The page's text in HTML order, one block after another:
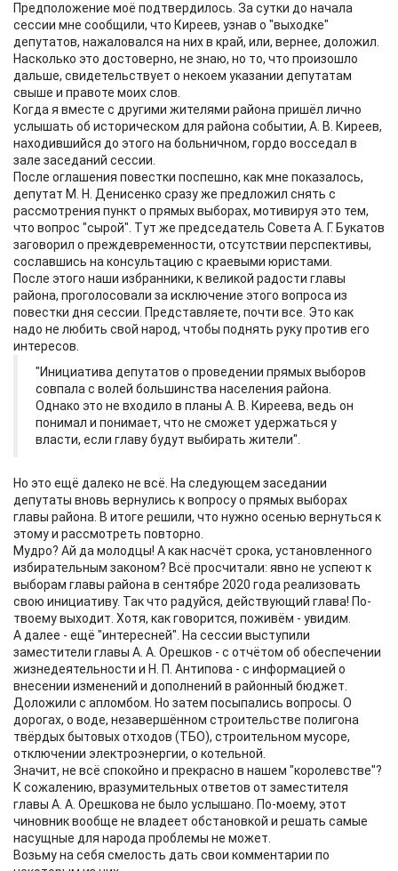
Предположение моё подтвердилось. За сутки до начала
сессии мне сообщили, что Киреев, узнав о "выходке"
депутатов, нажаловался на них в край, или, вернее, доложил.
Насколько это достоверно, не знаю, но то, что произошло
дальше, свидетельствует о некоем указании депутатам
свыше и правоте моих слов.
Когда я вместе с другими жителями района пришёл лично
услышать об историческом для района событии, А. В. Киреев,
находившийся до этого на больничном, гордо восседал в
зале заседаний сессии.
После оглашения повестки поспешно, как мне показалось,
депутат М. Н. Денисенко сразу же предложил снять с
рассмотрения пункт о прямых выборах, мотивируя это тем,
что вопрос "сырой". Тут же председатель Совета А. Г. Букатов
заговорил о преждевременности, отсутствии перспективы,
сославшись на консультацию с краевыми юристами.
После этого наши избранники, к великой радости главы
района, проголосовали за исключение этого вопроса из
повестки дня сессии. Представляете, почти все. Это как
надо не любить свой народ, чтобы поднять руку против его
интересов.
"Инициатива депутатов о проведении прямых выборов
совпала с волей большинства населения района.
Однако это не входило в планы А. В. Киреева, ведь он
понимал и понимает, что не сможет удержаться у
власти, если главу будут выбирать жители".
Но это ещё далеко не всё. На следующем заседании
депутаты вновь вернулись к вопросу о прямых выборах
главы района. В итоге решили, что нужно осенью вернуться к
этому и рассмотреть повторно.
Мудро? Ай да молодцы! А как насчёт срока, установленного
избирательным законом? Всё просчитали: явно не успеют к
выборам главы района в сентябре 2020 года реализовать
свою инициативу. Так что радуйся, действующий глава! По-
твоему выходит. Хотя, как говорится, поживём - увидим.
А далее - ещё "интересней". На сессии выступили
заместители главы А. А. Орешков - с отчётом об обеспечении
жизнедеятельности и Н. П. Антипова - с информацией о
внесении изменений и дополнений в районный бюджет.
Доложили с апломбом. Но затем посыпались вопросы. О
дорогах, о воде, незавершённом строительстве полигона
твёрдых бытовых отходов (ТБО), строительном мусоре,
отключении электроэнергии, о котельной.
Значит, не всё спокойно и прекрасно в нашем "королевстве"?
К сожалению, вразумительных ответов от заместителя
главы А. А. Орешкова не было услышано. По-моему, этот
чиновник вообще не владеет обстановкой и решать самые
насущные для народа проблемы не может.
Возьму на себя смелость дать свои комментарии по